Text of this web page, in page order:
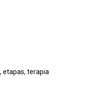
etapas, terapia